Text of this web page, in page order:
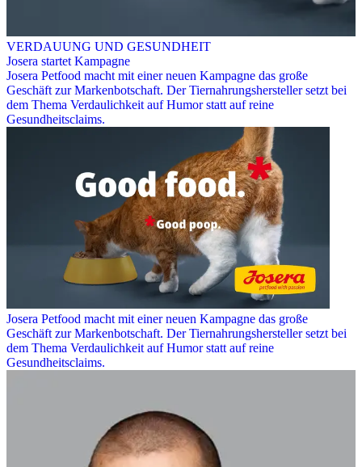
VERDAUUNG UND GESUNDHEIT
Josera startet Kampagne
Josera Petfood macht mit einer neuen Kampagne das große
Geschäft zur Markenbotschaft. Der Tiernahrungshersteller setzt bei
dem Thema Verdaulichkeit auf Humor statt auf reine
Gesundheitsclaims.
Josera Petfood macht mit einer neuen Kampagne das große
Geschäft zur Markenbotschaft. Der Tiernahrungshersteller setzt bei
dem Thema Verdaulichkeit auf Humor statt auf reine
Gesundheitsclaims.